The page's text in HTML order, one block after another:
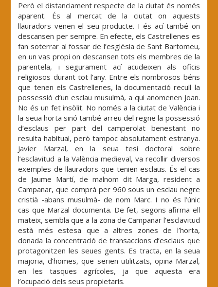
Però el distanciament respecte de la ciutat és només
aparent. És al mercat de la ciutat on aquests
llauradors venen el seu producte. I és ací també on
descansen per sempre. En efecte, els Castrellenes es
fan soterrar al fossar de l’església de Sant Bartomeu,
en un vas propi on descansen tots els membres de la
parentela, i segurament ací acudeixen als oficis
religiosos durant tot l’any. Entre els nombrosos béns
que tenen els Castrellenes, la documentació recull la
possessió d’un esclau musulmà, a qui anomenen Joan.
No és un fet insòlit. No només a la ciutat de València i
la seua horta sinó també arreu del regne la possessió
d’esclaus per part del camperolat benestant no
resulta habitual, però tampoc absolutament estranya.
Javier Marzal, en la seua tesi doctoral sobre
l’esclavitud a la València medieval, va recollir diversos
exemples de llauradors que tenien esclaus. És el cas
de Jaume Martí, de malnom dit Marga, resident a
Campanar, que comprà per 960 sous un esclau negre
cristià -abans musulmà- de nom Marc. I no és l’únic
cas que Marzal documenta. De fet, segons afirma ell
mateix, sembla que a la zona de Campanar l’esclavitud
està més estesa que a altres zones de l’horta,
donada la concentració de transaccions d’esclaus que
protagonitzen les seues gents. Es tracta, en la seua
majoria, d’homes, que serien utilitzats, opina Marzal,
en les tasques agrícoles, ja que aquesta era
l’ocupació dels seus propietaris.